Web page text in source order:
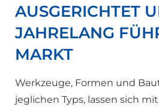
AUSGERICHTET
JAHRELANG
MARKT
Werkzeuge, Formen und
jeglichen Typs, lassen sich